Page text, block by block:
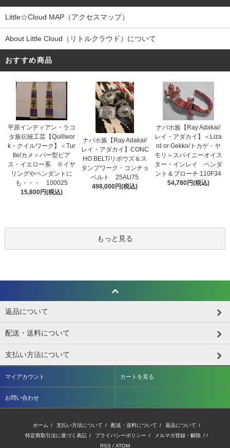
Little☆Cloud MAP（アクセスマップ）
About Little Cloud（リトルクラウド）について
おすすめ商品
平原インディアン・ラコ
タ族伝統工芸【Quillwor
k・クイルワーク】＜Tur
tle/カメ＞バー型ピア
ス・イエロー系 ※イヤ
リングやペンダントに
も・・・ 100025
15,800円(税込)
ナバホ族【Ray Adakai/
レイ・アダカイ】CONC
HO BELT/リポウズ＆ス
タンプワーク・コンチョ
ベルト 25AU75
498,000円(税込)
ナバホ族【Ray Adakai/
レイ・アダカイ】＜Liza
rd or Gekko/トカゲ・ヤ
モリ＞スパイニーオイス
ター・インレイ ペンダ
ント＆ブローチ 110F34
54,780円(税込)
もっと見る
返品について
配送・送料について
支払い方法について
マイアカウント カートを見る
お問い合わせ
ホーム / 支払い方法について / 配送・送料について / 返品について /
特定商取引法に基づく表記 / プライバシーポリシー / メルマガ登録・解除 / /
RSS / ATOM